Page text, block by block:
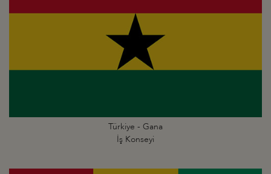
Türkiye - Gana
İş Konseyi